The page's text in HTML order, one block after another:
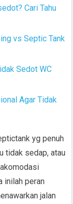
Cari Tahu
vs Septic Tank
Sedot WC
Agar Tidak
yg penuh
tidak sedap, atau
inilah peran
jalan